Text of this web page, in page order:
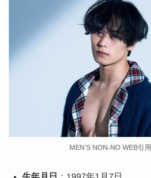
MEN’S NON-NO WEB引用